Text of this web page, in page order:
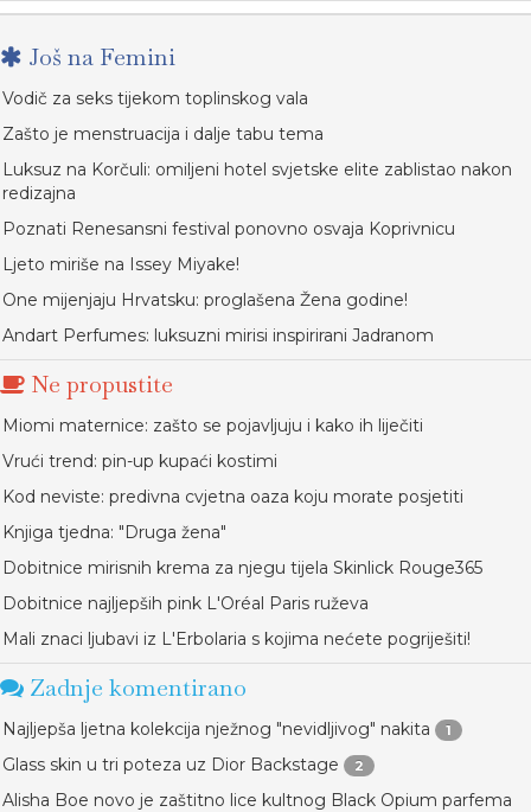
Još na Femini
Vodič za seks tijekom toplinskog vala
Zašto je menstruacija i dalje tabu tema
Luksuz na Korčuli: omiljeni hotel svjetske elite zablistao nakon
redizajna
Poznati Renesansni festival ponovno osvaja Koprivnicu
Ljeto miriše na Issey Miyake!
One mijenjaju Hrvatsku: proglašena Žena godine!
Andart Perfumes: luksuzni mirisi inspirirani Jadranom
Ne propustite
Miomi maternice: zašto se pojavljuju i kako ih liječiti
Vrući trend: pin-up kupaći kostimi
Kod neviste: predivna cvjetna oaza koju morate posjetiti
Knjiga tjedna: "Druga žena"
Dobitnice mirisnih krema za njegu tijela Skinlick Rouge365
Dobitnice najljepših pink L'Oréal Paris ruževa
Mali znaci ljubavi iz L'Erbolaria s kojima nećete pogriješiti!
Zadnje komentirano
Najljepša ljetna kolekcija nježnog "nevidljivog" nakita 1
Glass skin u tri poteza uz Dior Backstage 2
Alisha Boe novo je zaštitno lice kultnog Black Opium parfema